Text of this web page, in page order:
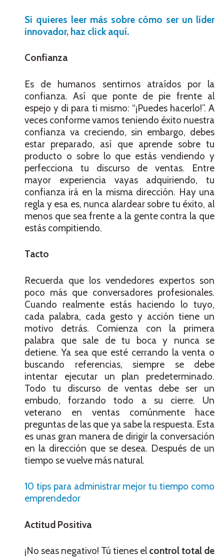
Si quieres leer más sobre cómo ser un líder
innovador, haz click aquí.
Confianza
Es de humanos sentirnos atraídos por la
confianza. Así que ponte de pie frente al
espejo y di para ti mismo: “¡Puedes hacerlo!”. A
veces conforme vamos teniendo éxito nuestra
confianza va creciendo, sin embargo, debes
estar preparado, así que aprende sobre tu
producto o sobre lo que estás vendiendo y
perfecciona tu discurso de ventas. Entre
mayor experiencia vayas adquiriendo, tu
confianza irá en la misma dirección. Hay una
regla y esa es, nunca alardear sobre tu éxito, al
menos que sea frente a la gente contra la que
estás compitiendo.
Tacto
Recuerda que los vendedores expertos son
poco más que conversadores profesionales.
Cuando realmente estás haciendo lo tuyo,
cada palabra, cada gesto y acción tiene un
motivo detrás. Comienza con la primera
palabra que sale de tu boca y nunca se
detiene. Ya sea que esté cerrando la venta o
buscando referencias, siempre se debe
intentar ejecutar un plan predeterminado.
Todo tu discurso de ventas debe ser un
embudo, forzando todo a su cierre. Un
veterano en ventas comúnmente hace
preguntas de las que ya sabe la respuesta. Esta
es unas gran manera de dirigir la conversación
en la dirección que se desea. Después de un
tiempo se vuelve más natural.
10 tips para administrar mejor tu tiempo como
emprendedor
Actitud Positiva
¡No seas negativo! Tú tienes el control total de